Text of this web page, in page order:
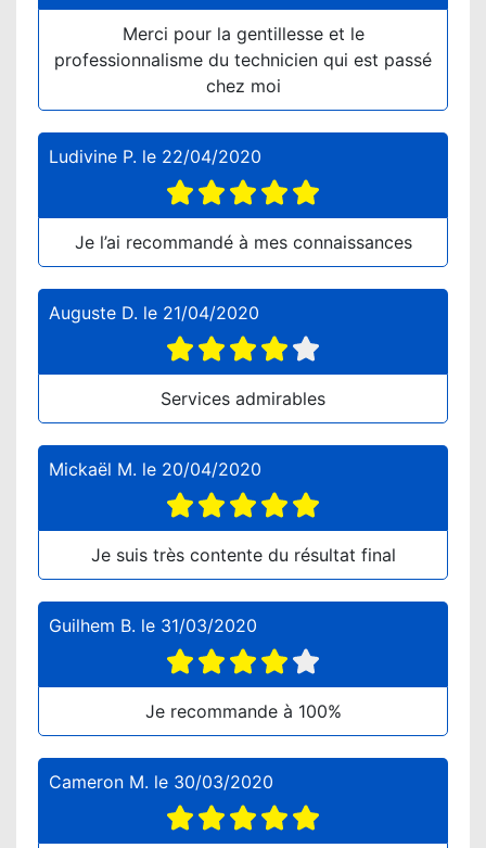
Merci pour la gentillesse et le
professionnalisme du technicien qui est passé
chez moi
Ludivine P. le 22/04/2020
Je l’ai recommandé à mes connaissances
Auguste D. le 21/04/2020
Services admirables
Mickaël M. le 20/04/2020
Je suis très contente du résultat final
Guilhem B. le 31/03/2020
Je recommande à 100%
Cameron M. le 30/03/2020